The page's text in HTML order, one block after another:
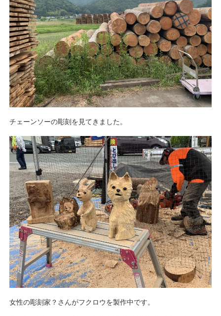
チェーンソーの彫刻を見てきました。
女性の彫刻家？さんがフクロウを製作中です。